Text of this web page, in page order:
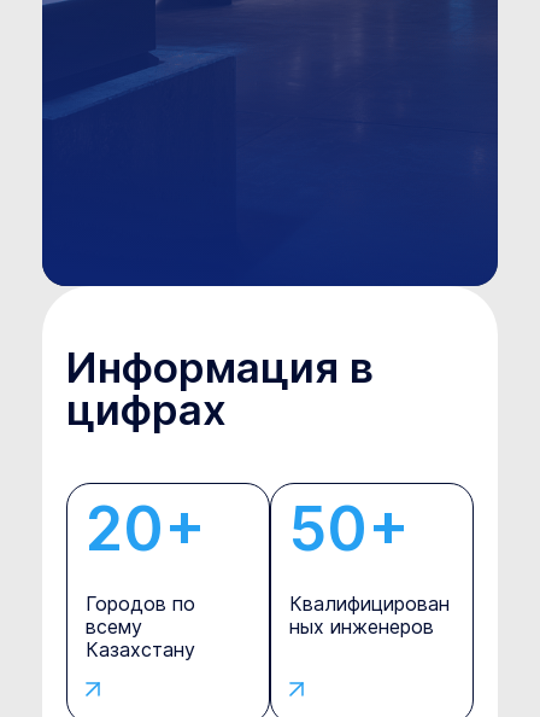
Информация в
цифрах
20+
Городов по
всему
Казахстану
50+
Квалифицирован
ных инженеров